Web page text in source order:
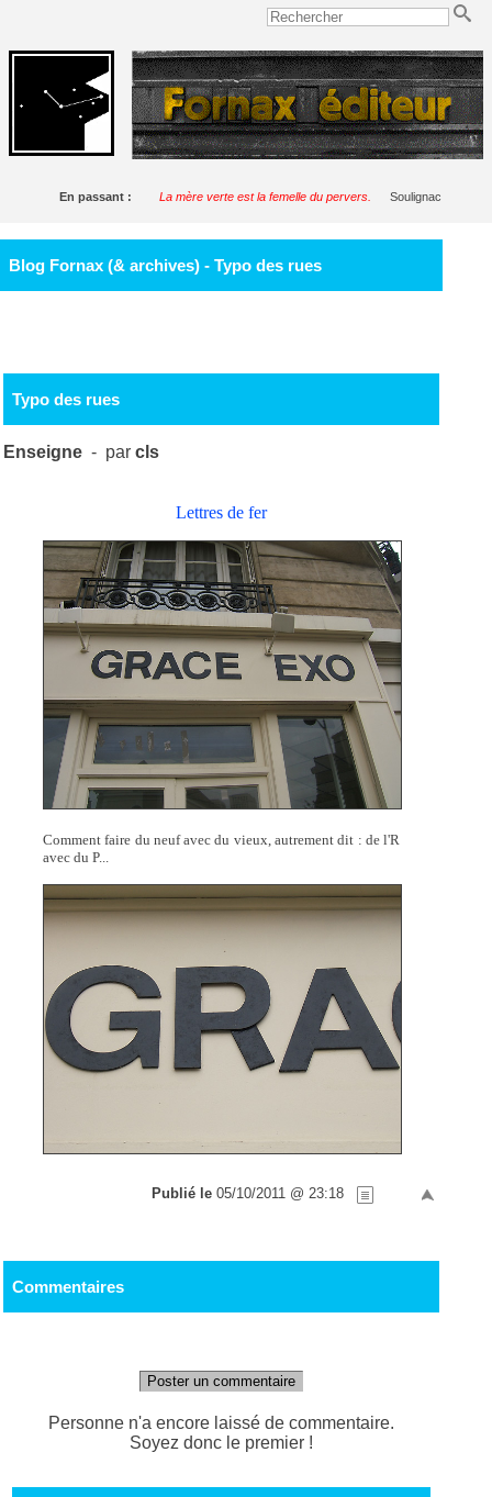
En passant : La mère verte est la femelle du pervers. Soulignac
Blog Fornax (& archives) - Typo des rues
Typo des rues
Enseigne - parcls
Lettres de fer
Comment faire du neuf avec du vieux, autrement dit : de l'R
avec du P...
Publié le 05/10/2011 @ 23:18
Commentaires
Poster un commentaire
Personne n'a encore laissé de commentaire.
Soyez donc le premier !